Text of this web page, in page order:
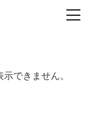
できません。